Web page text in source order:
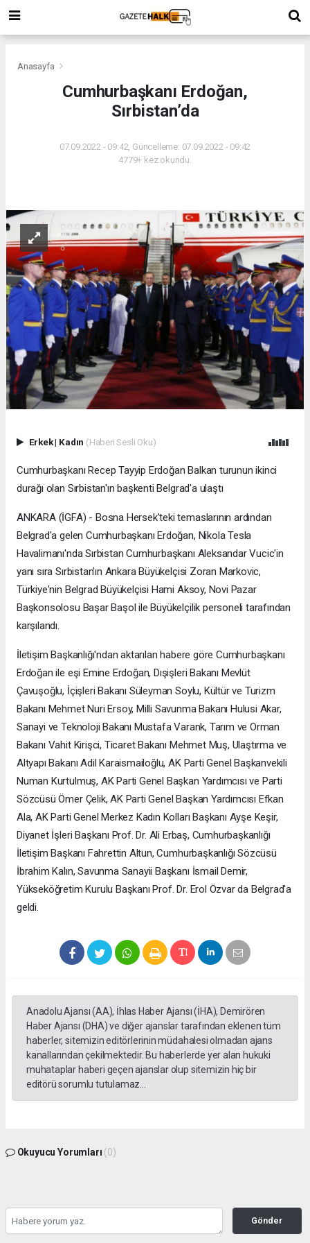
Anasayfa
Cumhurbaşkanı Erdoğan,
Sırbistan’da
07.09.2022 - 09:42, Güncelleme: 07.09.2022 - 09:42
4779+ kez okundu.
Erkek| Kadın (Haberi Sesli Oku)
Cumhurbaşkanı Recep Tayyip Erdoğan Balkan turunun ikinci
durağı olan Sırbistan'ın başkenti Belgrad'a ulaştı
ANKARA (İGFA) - Bosna Hersek'teki temaslarının ardından
Belgrad'a gelen Cumhurbaşkanı Erdoğan, Nikola Tesla
Havalimanı'nda Sırbistan Cumhurbaşkanı Aleksandar Vucic'in
yanı sıra Sırbistan'ın Ankara Büyükelçisi Zoran Markovic,
Türkiye'nin Belgrad Büyükelçisi Hami Aksoy, Novi Pazar
Başkonsolosu Başar Başol ile Büyükelçilik personeli tarafından
karşılandı.
İletişim Başkanlığı'ndan aktarılan habere göre Cumhurbaşkanı
Erdoğan ile eşi Emine Erdoğan, Dışişleri Bakanı Mevlüt
Çavuşoğlu, İçişleri Bakanı Süleyman Soylu, Kültür ve Turizm
Bakanı Mehmet Nuri Ersoy, Milli Savunma Bakanı Hulusi Akar,
Sanayi ve Teknoloji Bakanı Mustafa Varank, Tarım ve Orman
Bakanı Vahit Kirişci, Ticaret Bakanı Mehmet Muş, Ulaştırma ve
Altyapı Bakanı Adil Karaismailoğlu, AK Parti Genel Başkanvekili
Numan Kurtulmuş, AK Parti Genel Başkan Yardımcısı ve Parti
Sözcüsü Ömer Çelik, AK Parti Genel Başkan Yardımcısı Efkan
Ala, AK Parti Genel Merkez Kadın Kolları Başkanı Ayşe Keşir,
Diyanet İşleri Başkanı Prof. Dr. Ali Erbaş, Cumhurbaşkanlığı
İletişim Başkanı Fahrettin Altun, Cumhurbaşkanlığı Sözcüsü
İbrahim Kalın, Savunma Sanayii Başkanı İsmail Demir,
Yükseköğretim Kurulu Başkanı Prof. Dr. Erol Özvar da Belgrad'a
geldi.
Anadolu Ajansı (AA), İhlas Haber Ajansı (İHA), Demirören
Haber Ajansı (DHA) ve diğer ajanslar tarafından eklenen tüm
haberler, sitemizin editörlerinin müdahalesi olmadan ajans
kanallarından çekilmektedir. Bu haberlerde yer alan hukuki
muhataplar haberi geçen ajanslar olup sitemizin hiç bir
editörü sorumlu tutulamaz...
Okuyucu Yorumları (0)
Gönder